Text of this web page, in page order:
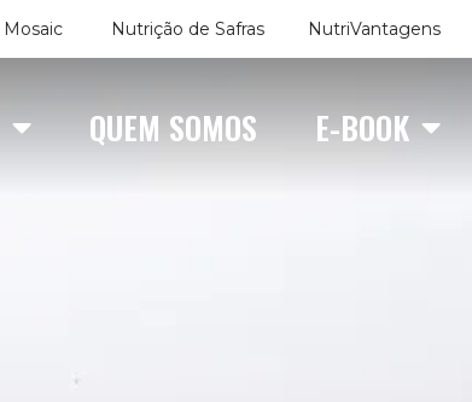
Mosaic Nutrição de Safras NutriVantagens
QUEM SOMOS E-BOOK